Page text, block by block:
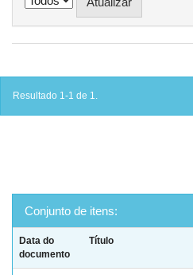
Resultado 1-1 de 1.
Conjunto de itens:
Data do
documento
Título